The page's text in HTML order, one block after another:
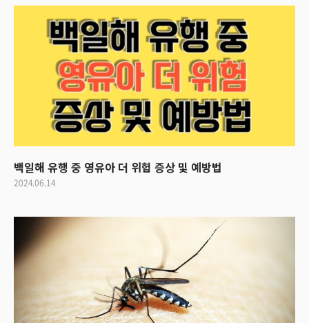
백일해 유행 중 영유아 더 위험 증상 및 예방법
2024.06.14